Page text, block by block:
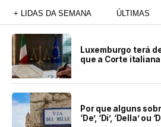
+ LIDAS DA SEMANA ÚLTIMAS
Luxemburgo terá
que a Corte
Por que alguns
‘De’, ‘Di’, ‘Della’ ou